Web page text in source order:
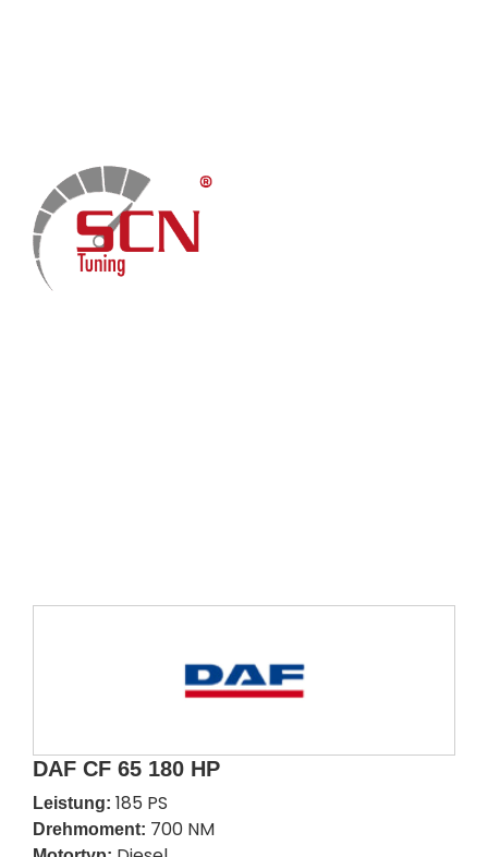
DAF CF 65 180 HP
Leistung: 185 PS
Drehmoment: 700 NM